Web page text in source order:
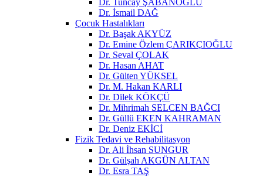
Dr. İsmail DAĞ
Çocuk Hastalıkları
Dr. Başak AKYÜZ
Dr. Emine Özlem ÇARIKÇIOĞLU
Dr. Seval ÇOLAK
Dr. Hasan AHAT
Dr. Gülten YÜKSEL
Dr. M. Hakan KARLI
Dr. Dilek KÖKÇÜ
Dr. Mihrimah SELCEN BAĞCI
Dr. Güllü EKEN KAHRAMAN
Dr. Deniz EKİCİ
Fizik Tedavi ve Rehabilitasyon
Dr. Ali İhsan SUNGUR
Dr. Gülşah AKGÜN ALTAN
Dr. Esra TAŞ